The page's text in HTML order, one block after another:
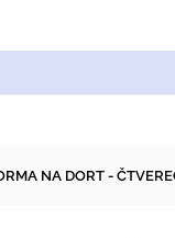
NA DORT -